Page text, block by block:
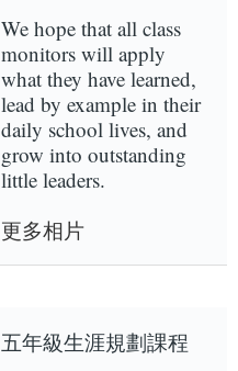
We hope that all class
monitors will apply
what they have learned,
lead by example in their
daily school lives, and
grow into outstanding
little leaders.
更多相片
五年級生涯規劃課程